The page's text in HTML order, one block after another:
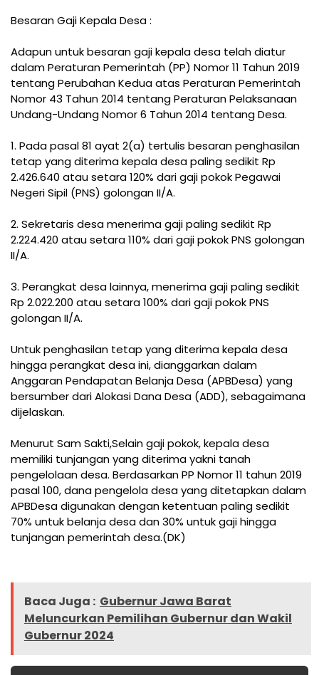
Besaran Gaji Kepala Desa :
Adapun untuk besaran gaji kepala desa telah diatur
dalam Peraturan Pemerintah (PP) Nomor 11 Tahun 2019
tentang Perubahan Kedua atas Peraturan Pemerintah
Nomor 43 Tahun 2014 tentang Peraturan Pelaksanaan
Undang-Undang Nomor 6 Tahun 2014 tentang Desa.
1. Pada pasal 81 ayat 2(a) tertulis besaran penghasilan
tetap yang diterima kepala desa paling sedikit Rp
2.426.640 atau setara 120% dari gaji pokok Pegawai
Negeri Sipil (PNS) golongan II/A.
2. Sekretaris desa menerima gaji paling sedikit Rp
2.224.420 atau setara 110% dari gaji pokok PNS golongan
II/A.
3. Perangkat desa lainnya, menerima gaji paling sedikit
Rp 2.022.200 atau setara 100% dari gaji pokok PNS
golongan II/A.
Untuk penghasilan tetap yang diterima kepala desa
hingga perangkat desa ini, dianggarkan dalam
Anggaran Pendapatan Belanja Desa (APBDesa) yang
bersumber dari Alokasi Dana Desa (ADD), sebagaimana
dijelaskan.
Menurut Sam Sakti,Selain gaji pokok, kepala desa
memiliki tunjangan yang diterima yakni tanah
pengelolaan desa. Berdasarkan PP Nomor 11 tahun 2019
pasal 100, dana pengelola desa yang ditetapkan dalam
APBDesa digunakan dengan ketentuan paling sedikit
70% untuk belanja desa dan 30% untuk gaji hingga
tunjangan pemerintah desa.(DK)
Baca Juga : Gubernur Jawa Barat
Meluncurkan Pemilihan Gubernur dan Wakil
Gubernur 2024